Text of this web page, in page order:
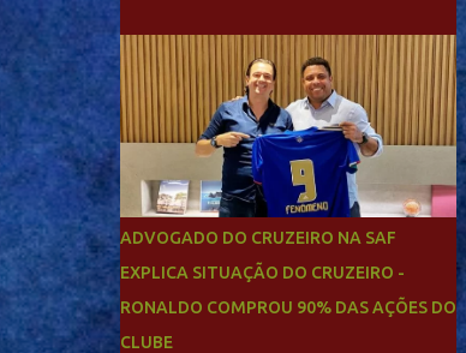
"Mundo Deportivo", o empresário, Neymar
Pai, negou NEYMAR NO BARCELONA?
Jornais internacional divulgam interesse do
jogador. Neymar Pai nega
ADVOGADO DO CRUZEIRO NA SAF
EXPLICA SITUAÇÃO DO CRUZEIRO -
RONALDO COMPROU 90% DAS AÇÕES DO
CLUBE